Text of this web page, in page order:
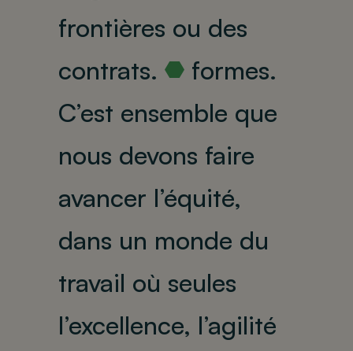
frontières ou des
contrats.R formes.
C’est ensemble que
nous devons faire
avancer l’équité,
dans un monde du
travail où seules
l’excellence, l’agilité